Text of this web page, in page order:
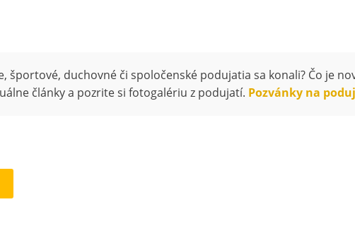
športové, duchovné či spoločenské podujatia sa konali? Čo je
články a pozrite si fotogalériu z podujatí. Pozvánky na